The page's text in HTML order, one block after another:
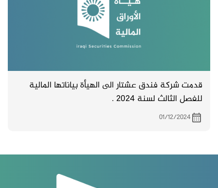
قدمت شركة فندق عشتار الى الهيأة بياناتها المالية
للفصل الثالث لسنة 2024 .
01/12/2024